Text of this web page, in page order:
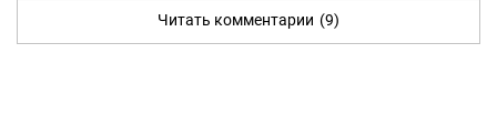
Читать комментарии (9)